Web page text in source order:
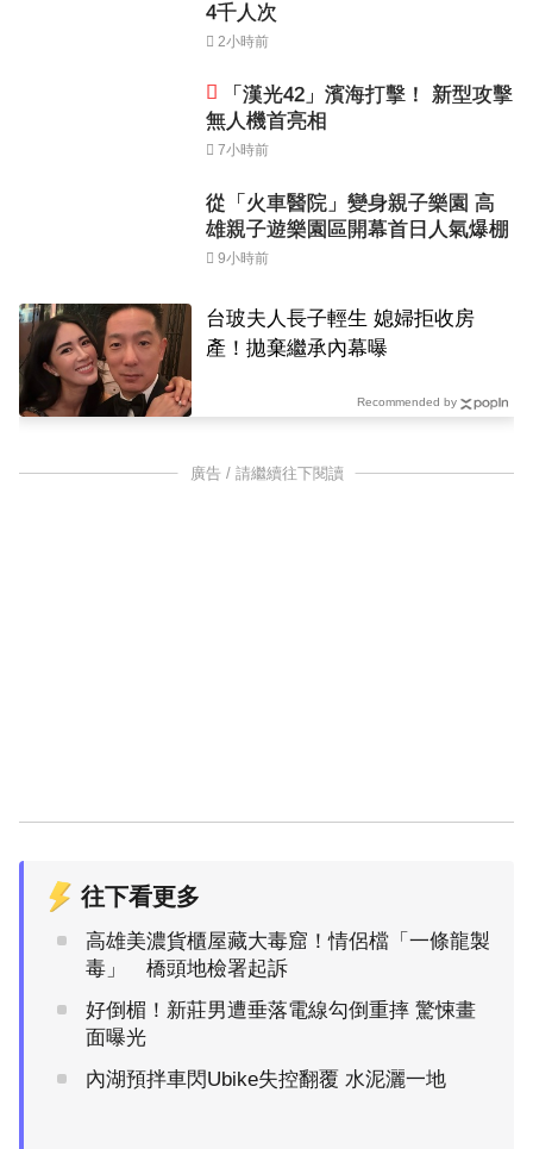
4千人次
2小時前
「漢光42」濱海打擊！ 新型攻擊
無人機首亮相
7小時前
從「火車醫院」變身親子樂園 高
雄親子遊樂園區開幕首日人氣爆棚
9小時前
台玻夫人長子輕生 媳婦拒收房
產！拋棄繼承內幕曝
Recommended by
廣告 / 請繼續往下閱讀
往下看更多
高雄美濃貨櫃屋藏大毒窟！情侶檔「一條龍製
毒」 橋頭地檢署起訴
好倒楣！新莊男遭垂落電線勾倒重摔 驚悚畫
面曝光
內湖預拌車閃Ubike失控翻覆 水泥灑一地